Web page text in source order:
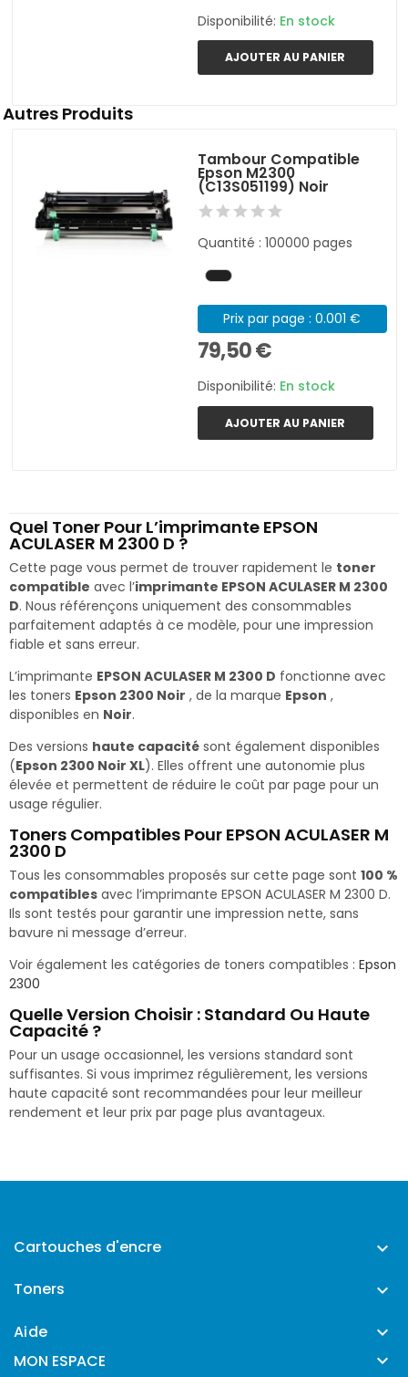
Disponibilité: En stock
AJOUTER AU PANIER
Autres Produits
Tambour Compatible
Epson M2300
(C13S051199) Noir
Quantité : 100000 pages
Prix par page : 0.001 €
79,50 €
Disponibilité: En stock
AJOUTER AU PANIER
Quel Toner Pour L’imprimante EPSON
ACULASER M 2300 D ?
Cette page vous permet de trouver rapidement le toner
compatible avec l’imprimante EPSON ACULASER M 2300
D. Nous référençons uniquement des consommables
parfaitement adaptés à ce modèle, pour une impression
fiable et sans erreur.
L’imprimante EPSON ACULASER M 2300 D fonctionne avec
les toners Epson 2300 Noir , de la marque Epson ,
disponibles en Noir.
Des versions haute capacité sont également disponibles
(Epson 2300 Noir XL). Elles offrent une autonomie plus
élevée et permettent de réduire le coût par page pour un
usage régulier.
Toners Compatibles Pour EPSON ACULASER M
2300 D
Tous les consommables proposés sur cette page sont 100 %
compatibles avec l’imprimante EPSON ACULASER M 2300 D.
Ils sont testés pour garantir une impression nette, sans
bavure ni message d’erreur.
Voir également les catégories de toners compatibles : Epson
2300
Quelle Version Choisir : Standard Ou Haute
Capacité ?
Pour un usage occasionnel, les versions standard sont
suffisantes. Si vous imprimez régulièrement, les versions
haute capacité sont recommandées pour leur meilleur
rendement et leur prix par page plus avantageux.
Cartouches d'encre 
Toners 
Aide 
MON ESPACE 